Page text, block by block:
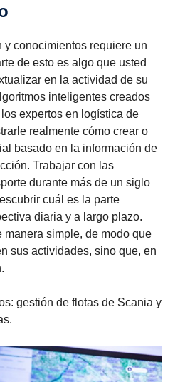
y conocimientos requiere un
de esto es algo que usted
en la actividad de su
inteligentes creados
expertos en logística de
realmente cómo crear o
basado en la información de
Trabajar con las
durante más de un siglo
cuál es la parte
diaria y a largo plazo.
manera simple, de modo que
sus actividades, sino que, en
gestión de flotas de Scania y